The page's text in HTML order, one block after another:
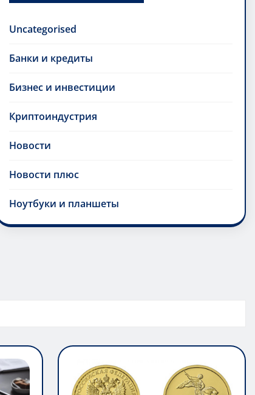
Uncategorised
Банки и кредиты
Бизнес и инвестиции
Криптоиндустрия
Новости
Новости плюс
Ноутбуки и планшеты